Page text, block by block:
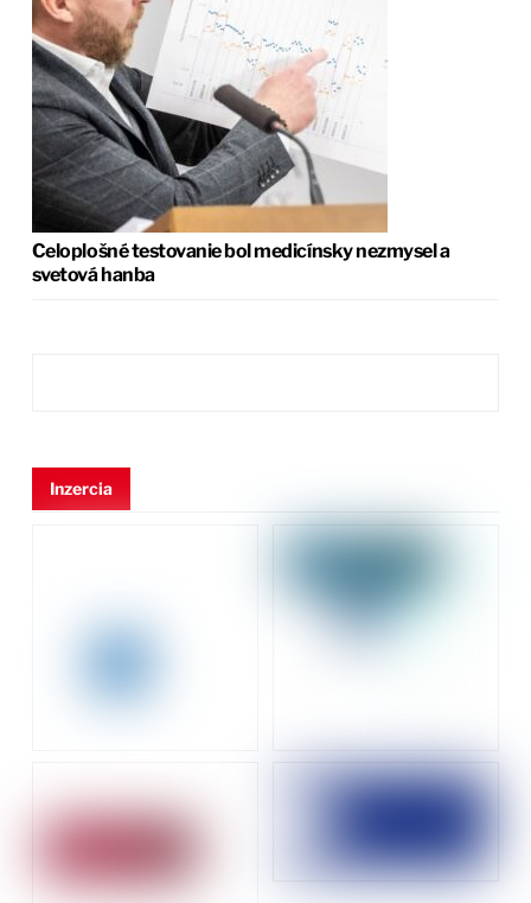
Celoplošné testovanie bol medicínsky nezmysel a
svetová hanba
Inzercia